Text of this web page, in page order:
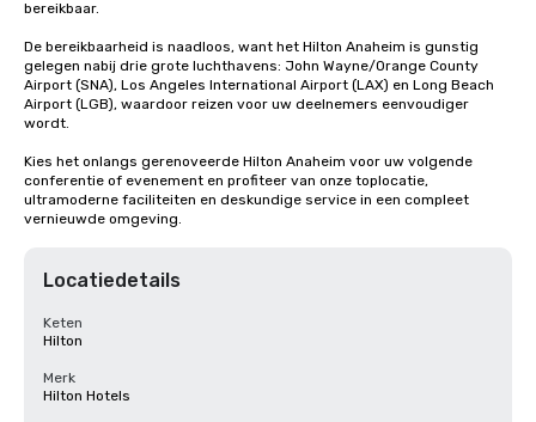
bereikbaar.
De bereikbaarheid is naadloos, want het Hilton Anaheim is gunstig
gelegen nabij drie grote luchthavens: John Wayne/Orange County
Airport (SNA), Los Angeles International Airport (LAX) en Long Beach
Airport (LGB), waardoor reizen voor uw deelnemers eenvoudiger
wordt.
Kies het onlangs gerenoveerde Hilton Anaheim voor uw volgende
conferentie of evenement en profiteer van onze toplocatie,
ultramoderne faciliteiten en deskundige service in een compleet
vernieuwde omgeving.
Locatiedetails
Keten
Hilton
Merk
Hilton Hotels